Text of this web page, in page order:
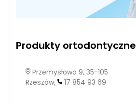
Produkty ortodontyczne
Przemysłowa 9, 35-105
Rzeszów,
17 854 93 69